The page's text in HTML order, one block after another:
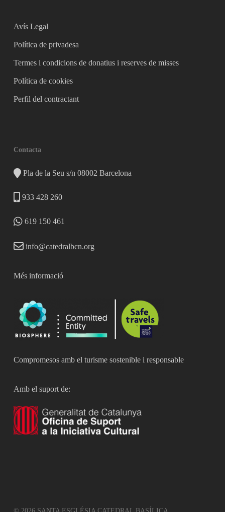
Avís Legal
Política de privadesa
Termes i condicions de donatius i reserves de misses
Política de cookies
Perfil del contractant
Contacta
Pla de la Seu s/n 08002 Barcelona
933 428 260
619 150 461
info@catedralbcn.org
Més informació
Compromesos amb el turisme sostenible i responsable
Amb el suport de: